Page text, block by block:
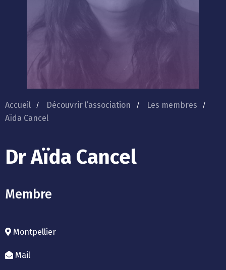
Accueil Découvrir l’association
Les membres
Aïda Cancel
Dr Aïda Cancel
Membre
Montpellier
Mail